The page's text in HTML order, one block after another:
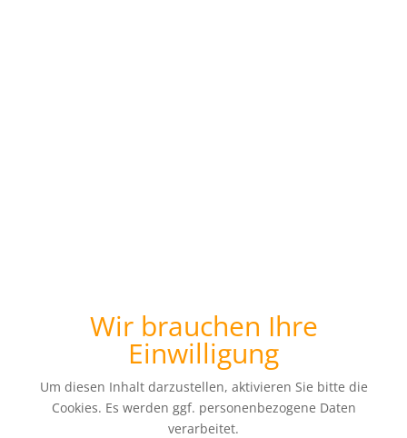
Wir brauchen Ihre
Einwilligung
Um diesen Inhalt darzustellen, aktivieren Sie bitte die
Cookies. Es werden ggf. personenbezogene Daten
verarbeitet.